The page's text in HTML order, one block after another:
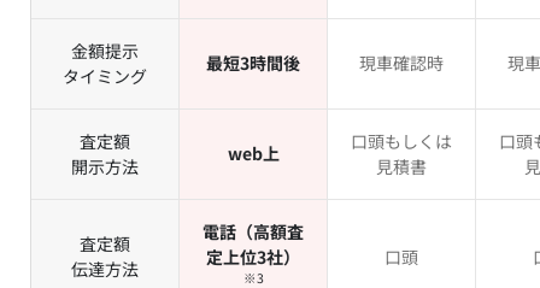
金額提示
タイミング
最短3時間後 現車確認時 現
査定額
開示方法
web上
口頭もしくは
見積書
口頭
査定額
伝達方法
電話（高額査
定上位3社）
※3
口頭